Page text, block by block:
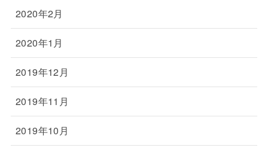
2020年2月
2020年1月
2019年12月
2019年11月
2019年10月